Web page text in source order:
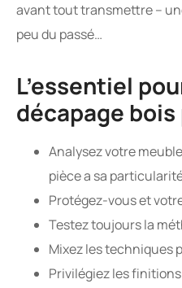
avant tout transmettre –
peu du passé…
L’essentiel
décapage
Analysez votre
pièce a sa
Protégez-vous et
Testez toujours la
Mixez les techniques
Privilégiez les